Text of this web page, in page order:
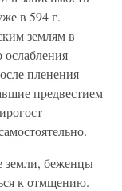
в 594 г.
землям в
пленения
предвестием
земли, беженцы
к отмщению.